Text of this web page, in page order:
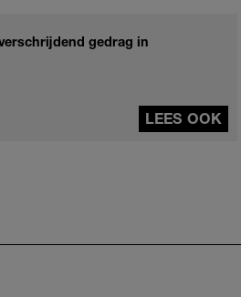
gedrag in
LEES OOK